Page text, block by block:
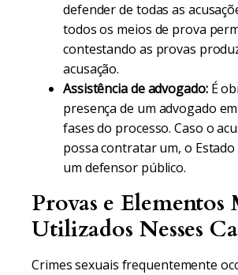
defender de todas as
todos os meios de prova
contestando as provas
acusação.
Assistência de advogado:É
presença de um advogado
fases do processo. Caso o
possa contratar um, o
um defensor público.
Provas e Elementos
Utilizados Nesses
Crimes sexuais frequentemente